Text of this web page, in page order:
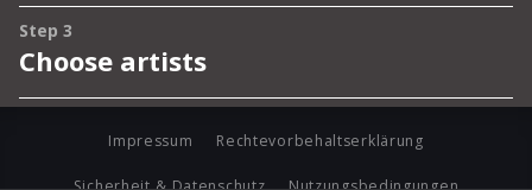
Impressum Rechtevorbehaltserklärung
Sicherheit & Datenschutz Nutzungsbedingungen